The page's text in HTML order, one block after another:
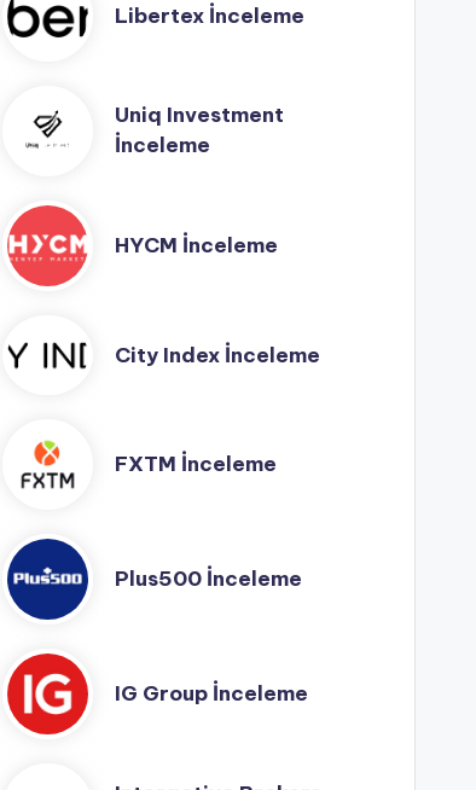
Libertex İnceleme
Uniq Investment
İnceleme
HYCM İnceleme
City Index İnceleme
FXTM İnceleme
Plus500 İnceleme
IG Group İnceleme